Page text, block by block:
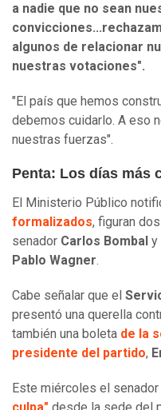
a nadie que no sean
algunos de relacionar
nuestras votaciones".
"El país que hemos
debemos cuidarlo. A eso
nuestras fuerzas".
Penta: Los días más
El Ministerio Público
formalizados, figuran
senador Carlos Bombal y
Pablo Wagner.
Cabe señalar que el
presentó una querella
también una boleta de la
presidente del partido,
Este miércoles el senador